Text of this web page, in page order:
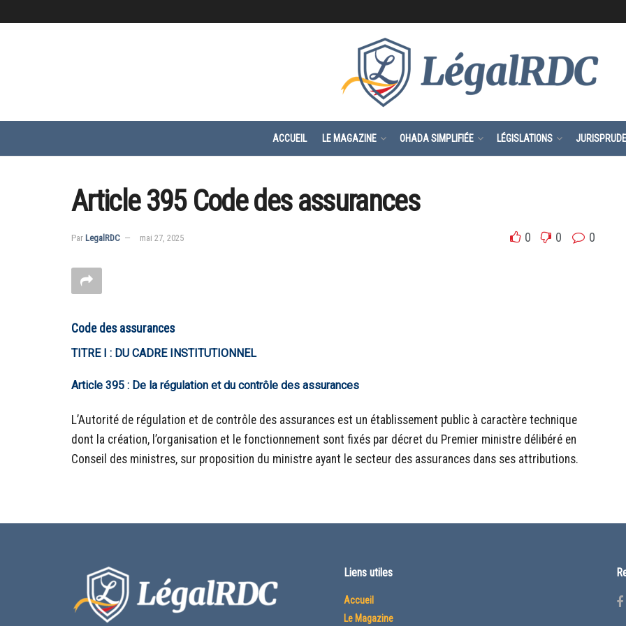
ACCUEIL LE MAGAZINE OHADA SIMPLIFIÉE LÉGISLATIONS
Article 395 Code des assurances
Par LegalRDC mai 27, 2025 0 0 0
Code des assurances
TITRE I : DU CADRE INSTITUTIONNEL
Article 395 : De la régulation et du contrôle des assurances
L’Autorité de régulation et de contrôle des assurances est un établissement public à caractère technique
dont la création, l’organisation et le fonctionnement sont fixés par décret du Premier ministre délibéré en
Conseil des ministres, sur proposition du ministre ayant le secteur des assurances dans ses attributions.
Liens utiles
Accueil
Le Magazine